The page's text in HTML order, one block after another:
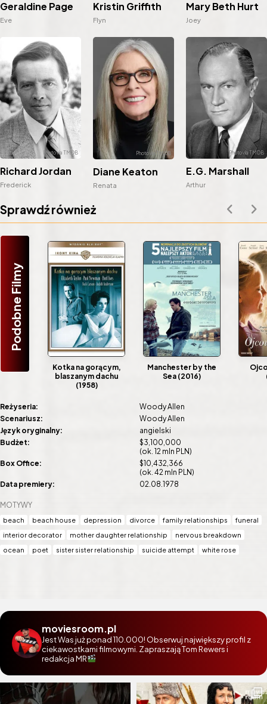
MOTYWY
beach beach house depression divorce family relationships
funeral
interior decorator
mother daughter relationship
nervous breakdown
ocean
poet sister sister relationship suicide attempt white rose
Geraldine Page
Eve
Kristin Griffith
Flyn
Mary Beth Hurt
Joey
Richard Jordan
Frederick
Diane Keaton
Renata
E.G. Marshall
Arthur
Sprawdź również
Podobne Filmy
Kotka na gorącym,
blaszanym dachu
(1958)
Manchester by the
Sea (2016)
Reżyseria:
Woody Allen
Scenariusz:
Woody Allen
Język oryginalny:
angielski
Budżet:
$3,100,000
(ok. 12 mln PLN)
Box Office:
$10,432,366
(ok. 42 mln PLN)
Data premiery:
02.08.1978
moviesroom.pl
Jest Was już ponad 110.000! Obserwuj największy profil z
ciekawostkami filmowymi. Zapraszają Tom Rewers i
redakcja MR